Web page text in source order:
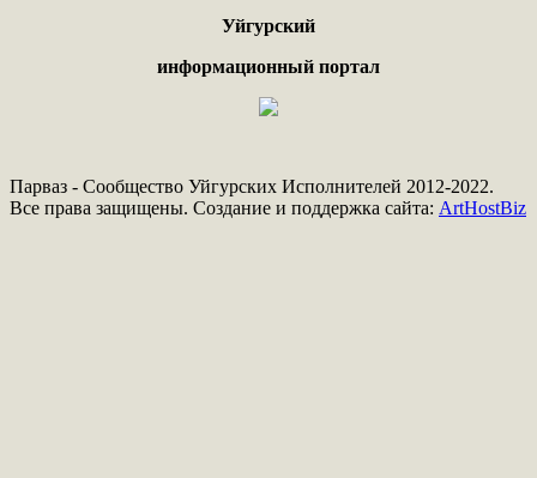
Уйгурский
информационный портал
Парваз - Сообщество Уйгурских Исполнителей 2012-2022.
Все права защищены. Создание и поддержка сайта: ArtHostBiz